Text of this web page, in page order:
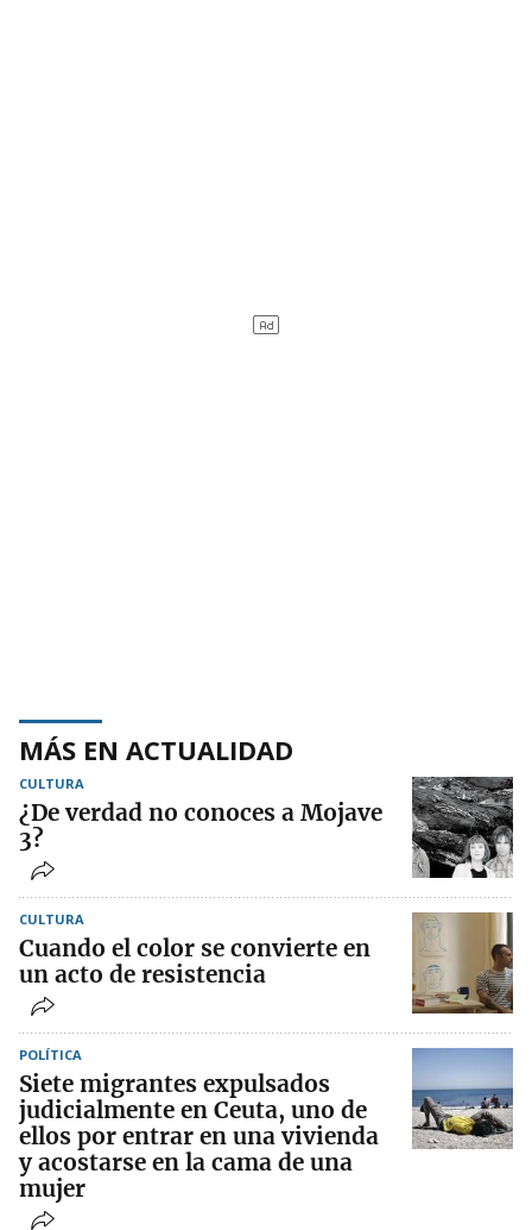
MÁS EN ACTUALIDAD
CULTURA
¿De verdad no conoces a Mojave
3?
CULTURA
Cuando el color se convierte en
un acto de resistencia
POLÍTICA
Siete migrantes expulsados
judicialmente en Ceuta, uno de
ellos por entrar en una vivienda
y acostarse en la cama de una
mujer